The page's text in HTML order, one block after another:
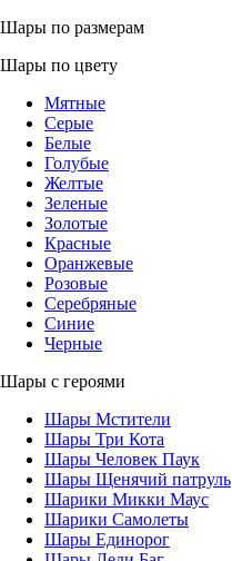
Шары по размерам
Шары по цвету
Мятные
Серые
Белые
Голубые
Желтые
Зеленые
Золотые
Красные
Оранжевые
Розовые
Серебряные
Синие
Черные
Шары с героями
Шары Мстители
Шары Три Кота
Шары Человек Паук
Шары Щенячий патруль
Шарики Микки Маус
Шарики Самолеты
Шары Единорог